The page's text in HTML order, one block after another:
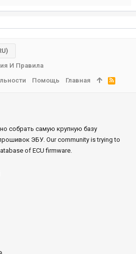
собрать самую крупную базу
ЭБУ. Our community is trying to
of ECU firmware.
И Правила
Помощь Главная
R